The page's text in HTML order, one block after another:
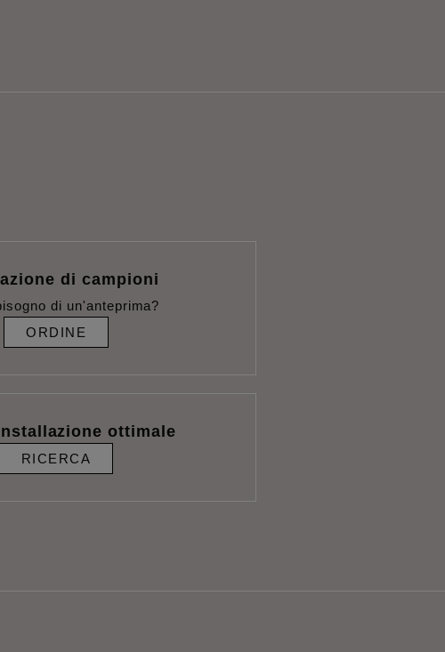
di campioni
di un'anteprima?
ORDINE
ottimale
RICERCA